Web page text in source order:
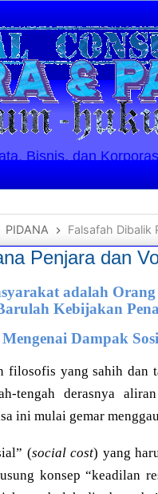
Bisnis, dan
PIDANA Falsafah Dibalik
Penjara dan
adalah
Kebijakan
Dampak
filosofis yang sahih dan
tengah derasnya
ini mulai gemar
(social cost) yang
konsep “keadilan